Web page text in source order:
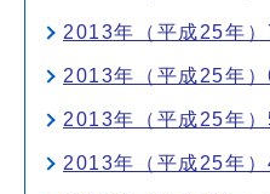
2013年（平成25年
2013年（平成25年
2013年（平成25年
2013年（平成25年